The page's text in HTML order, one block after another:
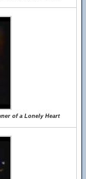
of a Lonely Heart